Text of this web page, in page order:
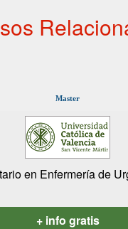
Master
en Enfermería de
+ info gratis